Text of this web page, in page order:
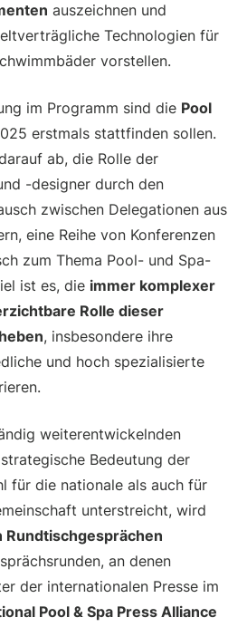
auszeichnen und
Technologien für
vorstellen.
im Programm sind die Pool
erstmals stattfinden sollen.
ab, die Rolle der
-designer durch den
zwischen Delegationen aus
eine Reihe von Konferenzen
zum Thema Pool- und Spa-
ist es, die immer komplexer
Rolle dieser
, insbesondere ihre
und hoch spezialisierte
weiterentwickelnden
Bedeutung der
für die nationale als auch für
unterstreicht, wird
Rundtischgesprächen
an denen
der internationalen Presse im
Pool & Spa Press Alliance